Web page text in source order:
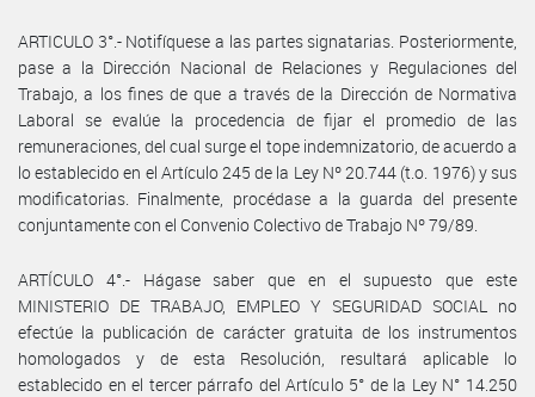
ARTICULO 3°.- Notifíquese a las partes signatarias. Posteriormente,
pase a la Dirección Nacional de Relaciones y Regulaciones del
Trabajo, a los fines de que a través de la Dirección de Normativa
Laboral se evalúe la procedencia de fijar el promedio de las
remuneraciones, del cual surge el tope indemnizatorio, de acuerdo a
lo establecido en el Artículo 245 de la Ley Nº 20.744 (t.o. 1976) y sus
modificatorias. Finalmente, procédase a la guarda del presente
conjuntamente con el Convenio Colectivo de Trabajo Nº 79/89.
ARTÍCULO 4°.- Hágase saber que en el supuesto que este
MINISTERIO DE TRABAJO, EMPLEO Y SEGURIDAD SOCIAL no
efectúe la publicación de carácter gratuita de los instrumentos
homologados y de esta Resolución, resultará aplicable lo
establecido en el tercer párrafo del Artículo 5° de la Ley N° 14.250